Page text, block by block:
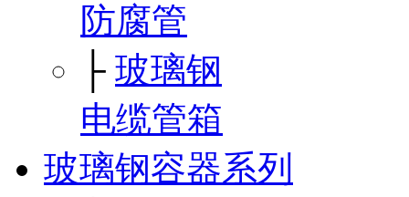
防腐管
├ 玻璃钢
电缆管箱
玻璃钢容器系列